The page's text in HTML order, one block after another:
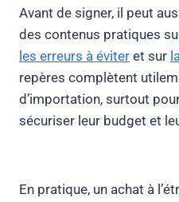
Avant de signer, il peut
des contenus pratiques
les erreurs à éviter et sur
repères complètent
d’importation, surtout
sécuriser leur budget et
En pratique, un achat à